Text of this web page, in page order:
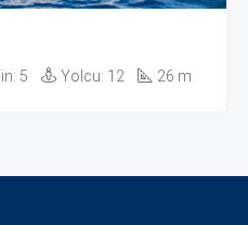
5 Yolcu: 12 26 m